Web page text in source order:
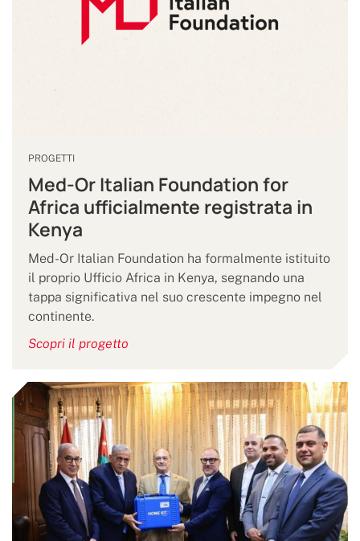
PROGETTI
Med-Or Italian Foundation for
Africa ufficialmente registrata in
Kenya
Med-Or Italian Foundation ha formalmente istituito
il proprio Ufficio Africa in Kenya, segnando una
tappa significativa nel suo crescente impegno nel
continente.
Scopri il progetto